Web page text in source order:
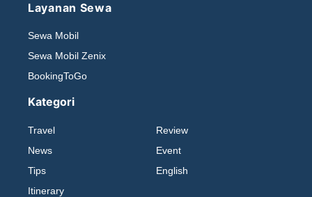
Layanan Sewa
Sewa Mobil
Sewa Mobil Zenix
BookingToGo
Kategori
Travel
News
Tips
Itinerary
Review
Event
English